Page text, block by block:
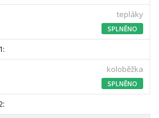
tepláky
SPLNĚNO
koloběžka
SPLNĚNO